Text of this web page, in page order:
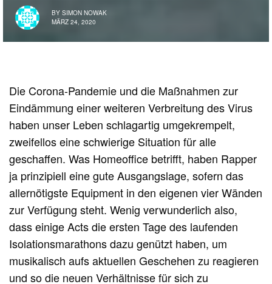
BY SIMON NOWAK
MÄRZ 24, 2020
Die Corona-Pandemie und die Maßnahmen zur
Eindämmung einer weiteren Verbreitung des Virus
haben unser Leben schlagartig umgekrempelt,
zweifellos eine schwierige Situation für alle
geschaffen. Was Homeoffice betrifft, haben Rapper
ja prinzipiell eine gute Ausgangslage, sofern das
allernötigste Equipment in den eigenen vier Wänden
zur Verfügung steht. Wenig verwunderlich also,
dass einige Acts die ersten Tage des laufenden
Isolationsmarathons dazu genützt haben, um
musikalisch aufs aktuellen Geschehen zu reagieren
und so die neuen Verhältnisse für sich zu